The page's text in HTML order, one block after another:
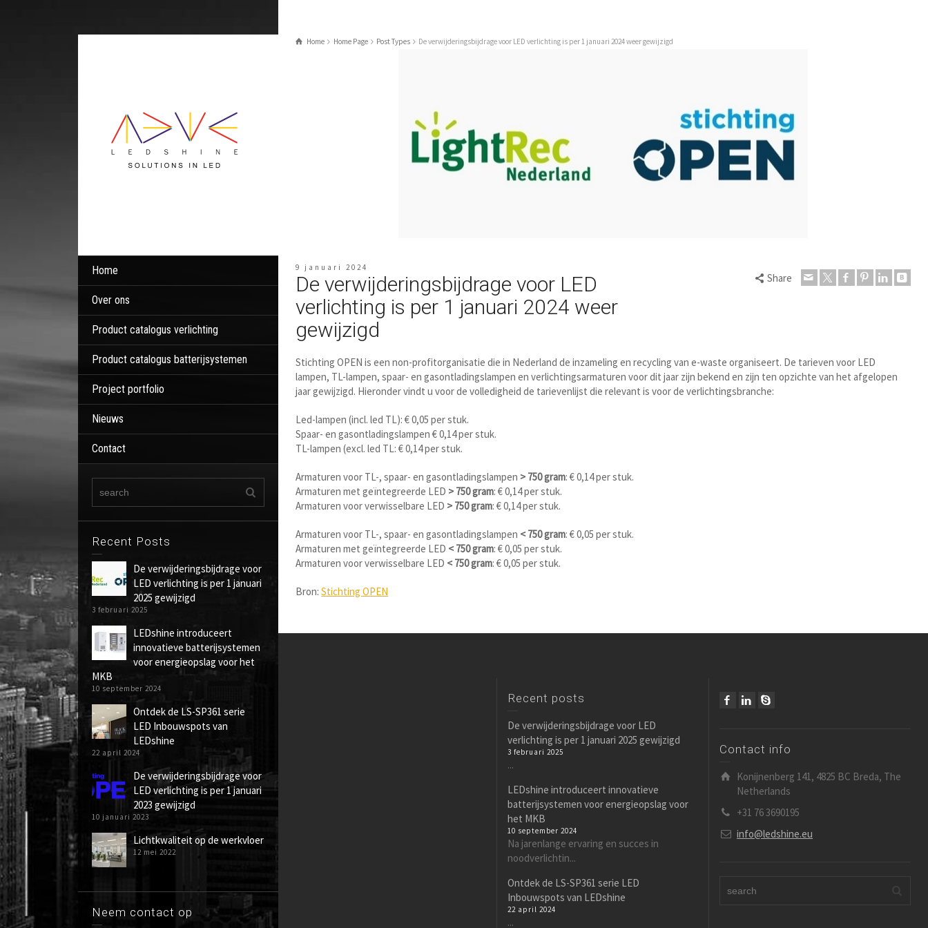
Home
Over ons
Product catalogus verlichting
Product catalogus batterijsystemen
Project portfolio
Nieuws
Contact
Recent Posts
De verwijderingsbijdrage voor
LED verlichting is per 1 januari
2025 gewijzigd
3 februari 2025
LEDshine introduceert
innovatieve batterijsystemen
voor energieopslag voor het
MKB
10 september 2024
Ontdek de LS-SP361 serie
LED Inbouwspots van
LEDshine
22 april 2024
De verwijderingsbijdrage voor
LED verlichting is per 1 januari
2023 gewijzigd
10 januari 2023
Lichtkwaliteit op de werkvloer
12 mei 2022
Neem contact op
Home Home Page Post Types De verwijderingsbijdrage voor LED verlichting is per 1 januari 2024 weer gewijzigd
9 januari 2024
De verwijderingsbijdrage voor LED
verlichting is per 1 januari 2024 weer
gewijzigd
Share
Stichting OPEN is een non-profitorganisatie die in Nederland de inzameling en recycling van e-waste organiseert. De tarieven voor LED
lampen, TL-lampen, spaar- en gasontladingslampen en verlichtingsarmaturen voor dit jaar zijn bekend en zijn ten opzichte van het afgelopen
jaar gewijzigd. Hieronder vindt u voor de volledigheid de tarievenlijst die relevant is voor de verlichtingsbranche:
Led-lampen (incl. led TL): € 0,05 per stuk.
Spaar- en gasontladingslampen € 0,14 per stuk.
TL-lampen (excl. led TL: € 0,14 per stuk.
Armaturen voor TL-, spaar- en gasontladingslampen > 750 gram: € 0,14 per stuk.
Armaturen met geïntegreerde LED > 750 gram: € 0,14 per stuk.
Armaturen voor verwisselbare LED > 750 gram: € 0,14 per stuk.
Armaturen voor TL-, spaar- en gasontladingslampen < 750 gram: € 0,05 per stuk.
Armaturen met geïntegreerde LED < 750 gram: € 0,05 per stuk.
Armaturen voor verwisselbare LED < 750 gram: € 0,05 per stuk.
Bron:Stichting OPEN
Recent posts
De verwijderingsbijdrage voor LED
verlichting is per 1 januari 2025 gewijzigd
3 februari 2025
...
LEDshine introduceert innovatieve
batterijsystemen voor energieopslag voor
het MKB
10 september 2024
Na jarenlange ervaring en succes in
noodverlichtin...
Ontdek de LS-SP361 serie LED
Inbouwspots van LEDshine
22 april 2024
...
Contact info
Konijnenberg 141, 4825 BC Breda, The
Netherlands
+31 76 3690195
info@ledshine.eu